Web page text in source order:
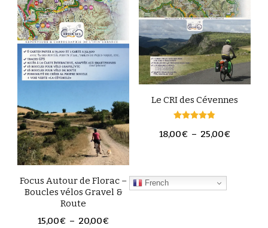
Focus Autour de Florac –
Boucles vélos Gravel &
Route
15,00€ – 20,00€
Le CRI des Cévennes
4.80
18,00€ – 25,00€
French